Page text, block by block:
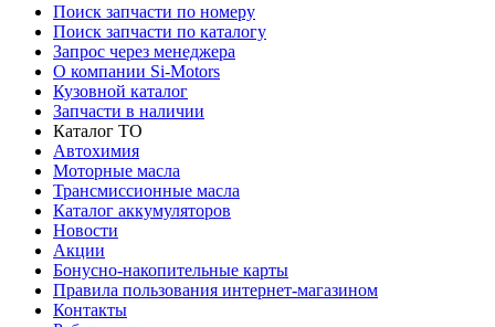
Поиск запчасти по номеру
Поиск запчасти по каталогу
Запрос через менеджера
О компании Si-Motors
Кузовной каталог
Запчасти в наличии
Каталог ТО
Автохимия
Моторные масла
Трансмиссионные масла
Каталог аккумуляторов
Новости
Акции
Бонусно-накопительные карты
Правила пользования интернет-магазином
Контакты